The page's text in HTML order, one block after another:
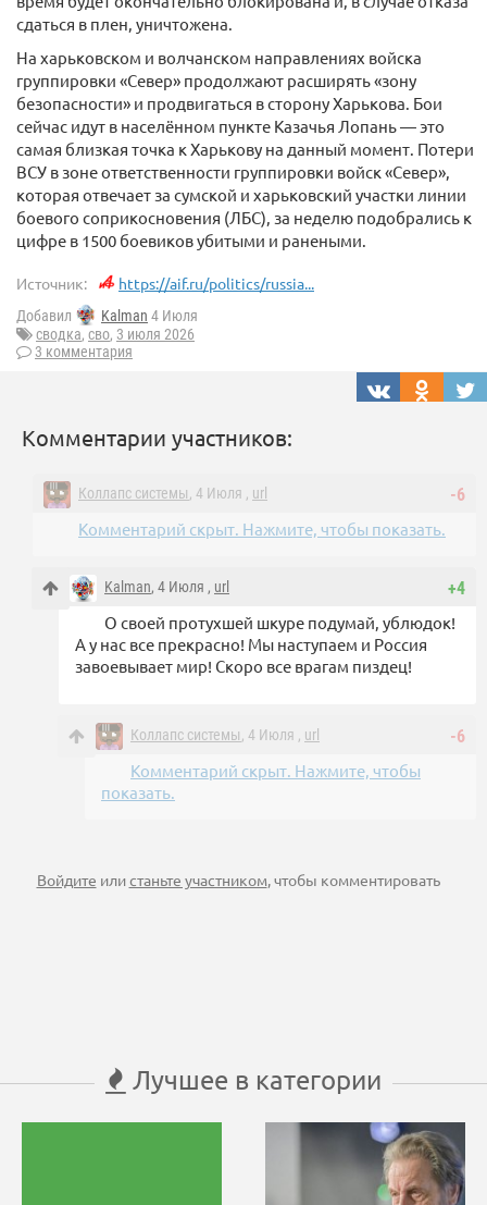
сдаться в плен, уничтожена.
На харьковском и волчанском направлениях войска
группировки «Север» продолжают расширять «зону
безопасности» и продвигаться в сторону Харькова. Бои
сейчас идут в населённом пункте Казачья Лопань — это
самая близкая точка к Харькову на данный момент. Потери
ВСУ в зоне ответственности группировки войск «Север»,
которая отвечает за сумской и харьковский участки линии
боевого соприкосновения (ЛБС), за неделю подобрались к
цифре в 1500 боевиков убитыми и ранеными.
Источник: https://aif.ru/politics/russia...
Добавил Kalman 4 Июля
сводка, сво, 3 июля 2026
3 комментария
Комментарии участников:
-6
Коллапс системы, 4 Июля , url
Комментарий скрыт. Нажмите, чтобы показать.
+4
Kalman, 4 Июля , url
О своей протухшей шкуре подумай, ублюдок!
А у нас все прекрасно! Мы наступаем и Россия
завоевывает мир! Скоро все врагам пиздец!
-6
Коллапс системы, 4 Июля , url
Комментарий скрыт. Нажмите, чтобы
показать.
Войдите илистаньте участником, чтобы комментировать
Лучшее в категории